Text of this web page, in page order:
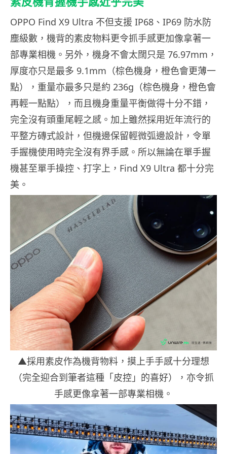
OPPO Find X9 Ultra 不但支援 IP68、IP69 防水防
塵級數，機背的素皮物料更令抓手感更加像拿著一
部專業相機。另外，機身不會太闊只是 76.97mm，
厚度亦只是最多 9.1mm（棕色機身，橙色會更薄一
點），重量亦最多只是約 236g（棕色機身，橙色會
再輕一點點），而且機身重量平衡做得十分不錯，
完全沒有頭重尾輕之感。加上雖然採用近年流行的
平整方磚式設計，但機邊保留輕微弧邊設計，令單
手握機使用時完全沒有界手感。所以無論在單手握
機甚至單手操控、打字上，Find X9 Ultra 都十分完
美。
▲採用素皮作為機背物料，摸上手手感十分理想
（完全迎合到筆者這種「皮控」的喜好），亦令抓
手感更像拿著一部專業相機。